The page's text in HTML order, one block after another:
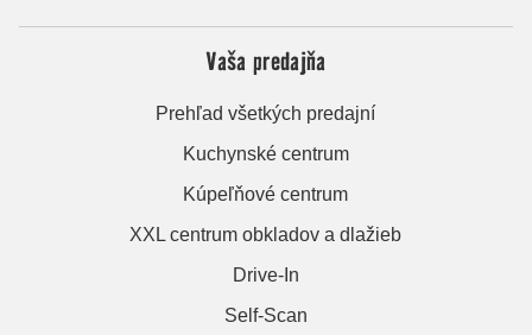
Vaša predajňa
Prehľad všetkých predajní
Kuchynské centrum
Kúpeľňové centrum
XXL centrum obkladov a dlažieb
Drive-In
Self-Scan